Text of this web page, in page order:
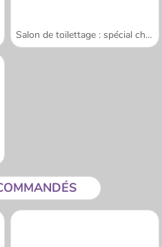
Salon de toilettage : spécial chats